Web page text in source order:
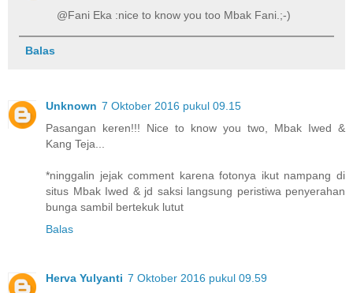
@Fani Eka :nice to know you too Mbak Fani.;-)
Balas
Unknown 7 Oktober 2016 pukul 09.15
Pasangan keren!!! Nice to know you two, Mbak Iwed &
Kang Teja...
*ninggalin jejak comment karena fotonya ikut nampang di
situs Mbak Iwed & jd saksi langsung peristiwa penyerahan
bunga sambil bertekuk lutut
Balas
Herva Yulyanti 7 Oktober 2016 pukul 09.59